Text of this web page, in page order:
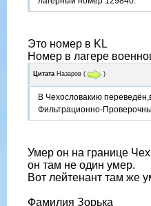
Это номер в KL
Номер в лагере
Цитата Назаров ( )
В Чехословакию
Фильтрационно-
Умер он на границе
он там не один умер.
Вот лейтенант там же
Фамилия Зорька